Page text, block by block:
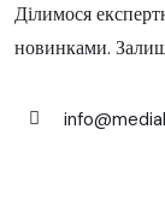
Ділимося
новинками.